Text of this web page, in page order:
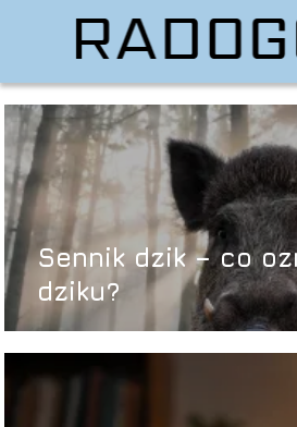
Sennik dzik – co
dziku?